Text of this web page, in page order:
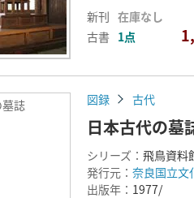
新刊 在庫なし
古書 1点
誌 図録 古代
日本古代の墓
シリーズ： 飛鳥資料
発行元： 奈良国立文
出版年： 1977/